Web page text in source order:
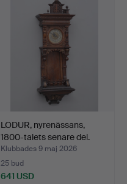
LODUR, nyrenässans,
1800-talets senare del.
Klubbades 9 maj 2026
25 bud
641 USD